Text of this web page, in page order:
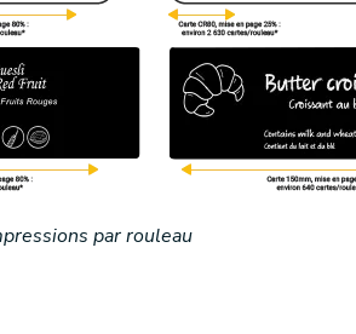
par rouleau